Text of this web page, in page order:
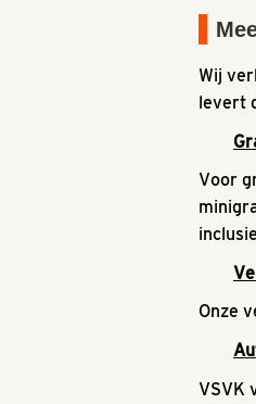
Wij
levert
Voor
Onze
VSVK